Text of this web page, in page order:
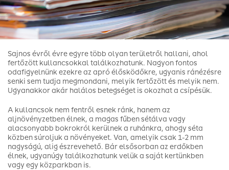
Sajnos évről évre egyre több olyan területről hallani, ahol
fertőzött kullancsokkal találkozhatunk. Nagyon fontos
odafigyelnünk ezekre az apró élősködőkre, ugyanis ránézésre
senki sem tudja megmondani, melyik fertőzött és melyik nem.
Ugyanakkor akár halálos betegséget is okozhat a csípésük.
A kullancsok nem fentről esnek ránk, hanem az
aljnövényzetben élnek, a magas fűben sétálva vagy
alacsonyabb bokrokról kerülnek a ruhánkra, ahogy séta
közben súroljuk a növényeket. Van, amelyik csak 1-2 mm
nagyságú, alig észrevehető. Bár elsősorban az erdőkben
élnek, ugyanúgy találkozhatunk velük a saját kertünkben
vagy egy közparkban is.